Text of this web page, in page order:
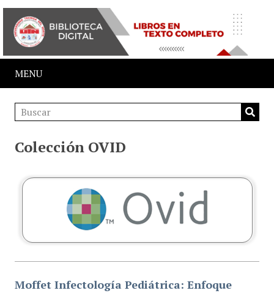
MENU
Colección OVID
Moffet Infectología Pediátrica: Enfoque